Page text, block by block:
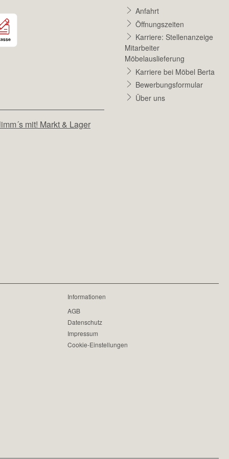
mit! Markt & Lager
Anfahrt
Öffnungszeiten
Karriere: Stellenanzeige
Mitarbeiter
Möbelauslieferung
Karriere bei Möbel Berta
Bewerbungsformular
Über uns
Informationen
AGB
Datenschutz
Impressum
Cookie-Einstellungen